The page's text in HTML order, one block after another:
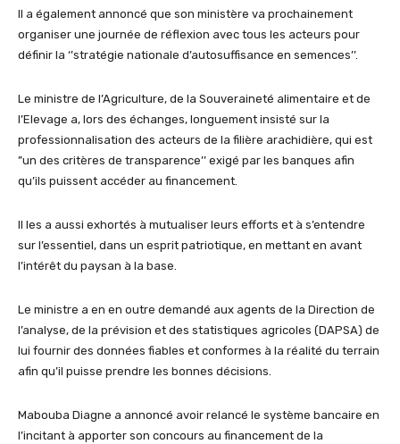
Il a également annoncé que son ministère va prochainement
organiser une journée de réflexion avec tous les acteurs pour
définir la ‘’stratégie nationale d’autosuffisance en semences’’.
Le ministre de l’Agriculture, de la Souveraineté alimentaire et de
l’Elevage a, lors des échanges, longuement insisté sur la
professionnalisation des acteurs de la filière arachidière, qui est
”un des critères de transparence’’ exigé par les banques afin
qu’ils puissent accéder au financement.
Il les a aussi exhortés à mutualiser leurs efforts et à s’entendre
sur l’essentiel, dans un esprit patriotique, en mettant en avant
l’intérêt du paysan à la base.
Le ministre a en en outre demandé aux agents de la Direction de
l’analyse, de la prévision et des statistiques agricoles (DAPSA) de
lui fournir des données fiables et conformes à la réalité du terrain
afin qu’il puisse prendre les bonnes décisions.
Mabouba Diagne a annoncé avoir relancé le système bancaire en
l’incitant à apporter son concours au financement de la